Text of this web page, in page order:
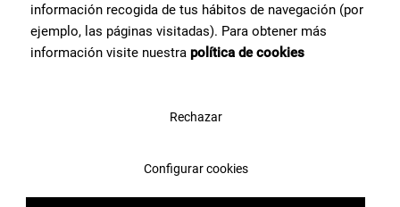
Porzellanfliesen
Außerhalb
información recogida de tus hábitos de navegación (por
ejemplo, las páginas visitadas). Para obtener más
información visite nuestra política de cookies
Rechazar
Configurar cookies